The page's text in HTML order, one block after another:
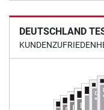
DEUTSCHLAND